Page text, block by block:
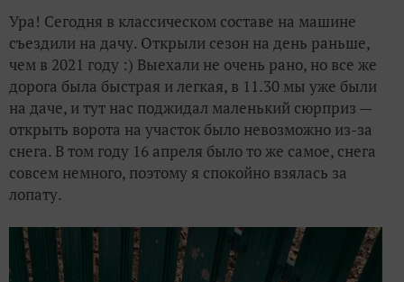
Огород на подоконнике: скромно, но не скучно
Эволюция нашей дачи
Ура! Сегодня в классическом составе на машине
съездили на дачу. Открыли сезон на день раньше,
чем в 2021 году :) Выехали не очень рано, но все же
дорога была быстрая и легкая, в 11.30 мы уже были
на даче, и тут нас поджидал маленький сюрприз —
открыть ворота на участок было невозможно из-за
снега. В том году 16 апреля было то же самое, снега
совсем немного, поэтому я спокойно взялась за
лопату.